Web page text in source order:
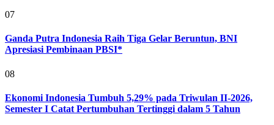
07
Ganda Putra Indonesia Raih Tiga Gelar Beruntun, BNI
Apresiasi Pembinaan PBSI*
08
Ekonomi Indonesia Tumbuh 5,29% pada Triwulan II-2026,
Semester I Catat Pertumbuhan Tertinggi dalam 5 Tahun